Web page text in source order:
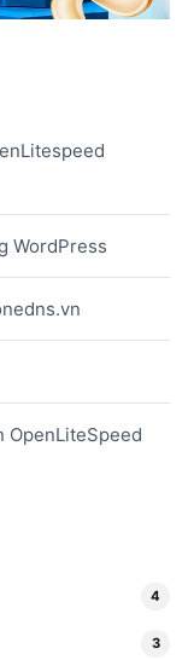
WordPress
OpenLiteSpeed
4
3